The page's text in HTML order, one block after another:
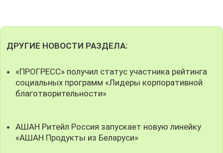
ДРУГИЕ НОВОСТИ РАЗДЕЛА:
«ПРОГРЕСС» получил статус участника рейтинга
социальных программ «Лидеры корпоративной
благотворительности»
АШАН Ритейл Россия запускает новую линейку
«АШАН Продукты из Беларуси»